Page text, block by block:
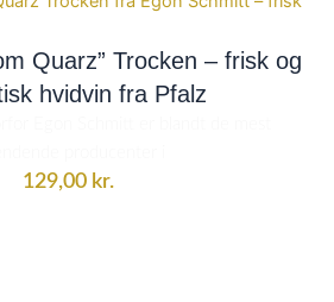
Quarz” Trocken – frisk og
hvidvin fra Pfalz
129,00 kr.